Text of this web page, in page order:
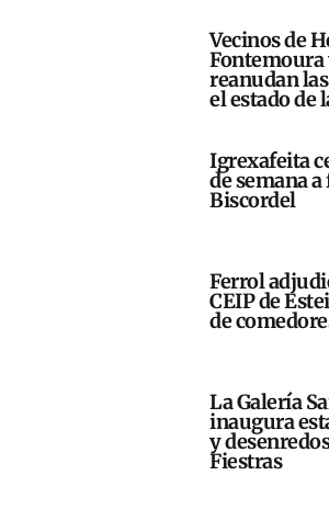
Vecinos de
Fontemoura
reanudan
el estado de
Igrexafeita
de semana a
Biscordel
Ferrol
CEIP de
de
La Galería
inaugura
y
Fiestras